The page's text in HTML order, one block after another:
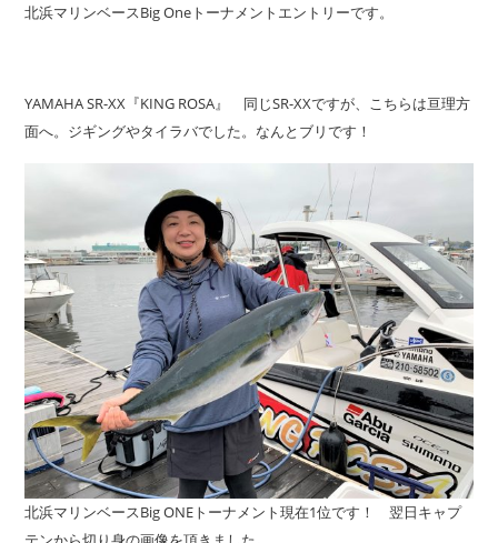
北浜マリンベースBig Oneトーナメントエントリーです。
YAMAHA SR-XX『KING ROSA』 同じSR-XXですが、こちらは亘理方
面へ。ジギングやタイラバでした。なんとブリです！
北浜マリンベースBig ONEトーナメント現在1位です！ 翌日キャプ